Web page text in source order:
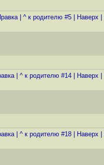
| ^ к родителю #5 Наверх
| ^ к родителю #14 Наверх
| ^ к родителю #18 Наверх